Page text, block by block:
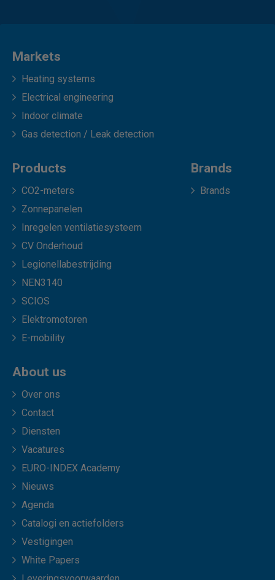
Markets
Heating systems
Electrical engineering
Indoor climate
Gas detection / Leak detection
Products
CO2-meters
Zonnepanelen
Inregelen ventilatiesysteem
CV Onderhoud
Legionellabestrijding
NEN3140
SCIOS
Elektromotoren
E-mobility
Brands
Brands
About us
Over ons
Contact
Diensten
Vacatures
EURO-INDEX Academy
Nieuws
Agenda
Catalogi en actiefolders
Vestigingen
White Papers